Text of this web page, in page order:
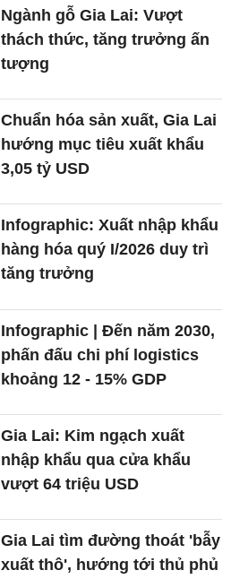
Ngành gỗ Gia Lai: Vượt
thách thức, tăng trưởng ấn
tượng
Chuẩn hóa sản xuất, Gia Lai
hướng mục tiêu xuất khẩu
3,05 tỷ USD
Infographic: Xuất nhập khẩu
hàng hóa quý I/2026 duy trì
tăng trưởng
Infographic | Đến năm 2030,
phấn đấu chi phí logistics
khoảng 12 - 15% GDP
Gia Lai: Kim ngạch xuất
nhập khẩu qua cửa khẩu
vượt 64 triệu USD
Gia Lai tìm đường thoát 'bẫy
xuất thô', hướng tới thủ phủ